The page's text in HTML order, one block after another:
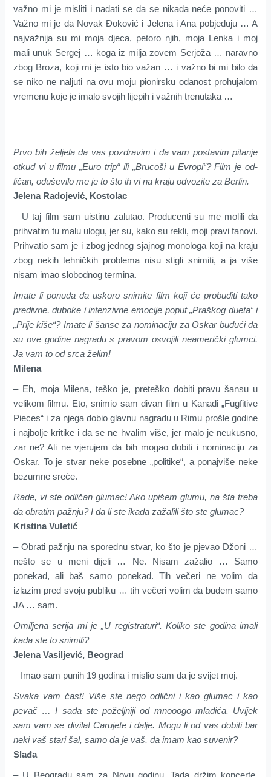
važno mi je misliti i nadati se da se nikada neće ponoviti …
Važno mi je da Novak Đoković i Jelena i Ana pobjeđuju … A
najvažnija su mi moja djeca, petoro njih, moja Lenka i moj
mali unuk Sergej … koga iz milja zovem Serjoža … naravno
zbog Broza, koji mi je isto bio važan … i važno bi mi bilo da
se niko ne naljuti na ovu moju pionirsku odanost prohujalom
vremenu koje je imalo svojih lijepih i važnih trenutaka …
Prvo bih željela da vas pozdravim i da vam postavim pitanje
otkud vi u filmu „Euro trip“ ili „Brucoši u Evropi“? Film je od­
ličan, oduševilo me je to što ih vi na kraju odvozite za Berlin.
Jelena Radojević, Kostolac
– U taj film sam uistinu zalutao. Producenti su me molili da
prihvatim tu malu ulogu, jer su, kako su rekli, moji pravi fanovi.
Prihvatio sam je i zbog jednog sjajnog monologa koji na kraju
zbog nekih tehničkih problema nisu stigli snimiti, a ja više
nisam imao slobodnog termina.
Imate li ponuda da uskoro snimite film koji će probuditi tako
predivne, duboke i intenzivne emocije poput „Praškog dueta“ i
„Prije kiše“? Imate li šanse za nominaciju za Oskar budući da
su ove godine nagradu s pravom osvojili neamerički glumci.
Ja vam to od srca želim!
Milena
– Eh, moja Milena, teško je, preteško dobiti pravu šansu u
velikom filmu. Eto, snimio sam divan film u Kanadi „Fugfitive
Pieces“ i za njega dobio glavnu nagradu u Rimu prošle godine
i najbolje kritike i da se ne hvalim više, jer malo je neukusno,
zar ne? Ali ne vjerujem da bih mogao dobiti i nominaciju za
Oskar. To je stvar neke posebne „politi­ke“, a ponajviše neke
bezumne sreće.
Rade, vi ste odličan glumac! Ako upišem glumu, na šta treba
da obratim pažnju? I da li ste ikada zažalili što ste glumac?
Kristina Vuletić
– Obrati pažnju na sporednu stvar, ko što je pjevao Džoni …
nešto se u meni dijeli … Ne. Nisam zažalio … Samo
ponekad, ali baš samo ponekad. Tih večeri ne volim da
izlazim pred svoju publiku … tih večeri volim da budem samo
JA … sam.
Omiljena serija mi je „U registraturi“. Koliko ste godina imali
kada ste to snimili?
Jelena Vasiljević, Beograd
– Imao sam punih 19 godina i mislio sam da je svijet moj.
Svaka vam čast! Više ste nego odlični i kao glumac i kao
pevač … I sada ste poželjniji od mnooogo mladića. Uvijek
sam vam se divila! Carujete i dalje. Mogu li od vas dobiti bar
neki vaš stari šal, samo da je vaš, da imam kao suvenir?
Slađa
– U Beogradu sam za Novu godinu. Tada držim koncerte.